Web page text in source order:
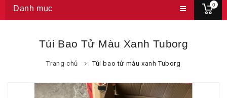
0
Danh mục
Túi Bao Tử Màu Xanh Tuborg
Trang chủ Túi bao tử màu xanh Tuborg